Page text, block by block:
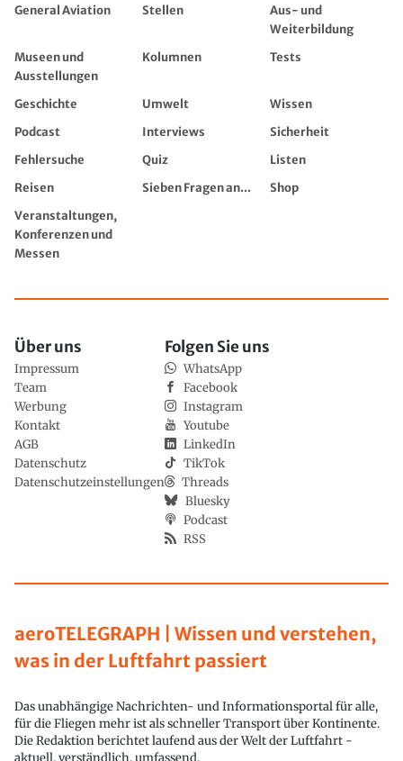
General Aviation
Stellen
Aus- und
Weiterbildung
Museen und
Ausstellungen
Kolumnen Tests
Geschichte Umwelt
Wissen
Podcast
Interviews
Sicherheit
Fehlersuche
Quiz
Listen
Reisen
Sieben Fragen an...
Shop
Veranstaltungen,
Konferenzen und
Messen
aeroTELEGRAPH | Wissen und verstehen,
was in der Luftfahrt passiert
Das unabhängige Nachrichten- und Informationsportal für alle,
für die Fliegen mehr ist als schneller Transport über Kontinente.
Die Redaktion berichtet laufend aus der Welt der Luftfahrt -
Über uns
Impressum
Team
Werbung
Kontakt
AGB
Datenschutz
Datenschutzeinstellungen
Folgen Sie uns
WhatsApp
Facebook
Instagram
Youtube
LinkedIn
TikTok
Threads
Bluesky
Podcast
RSS